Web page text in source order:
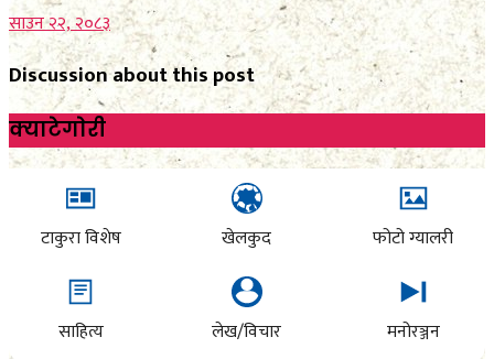
साउन २२, २०८३
Discussion about this post
क्याटेगाेरी
टाकुरा विशेष खेलकुद फोटो ग्यालरी
साहित्य लेख/विचार मनोरञ्जन